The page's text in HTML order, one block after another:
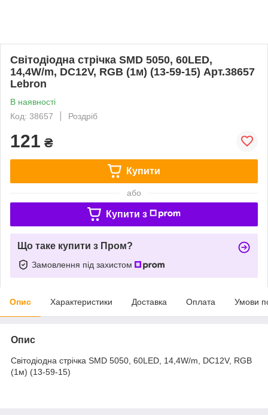
Світодіодна стрічка SMD 5050, 60LED,
14,4W/m, DC12V, RGB (1м) (13-59-15) Арт.38657
Lebron
В наявності
Код: 38657
Роздріб
121 ₴
Купити
або
Купити з
Що таке купити з Пром?
Замовлення під захистом
Опис Характеристики Доставка Оплата Умови
Опис
Світодіодна стрічка SMD 5050, 60LED, 14,4W/m, DC12V, RGB
(1м) (13-59-15)